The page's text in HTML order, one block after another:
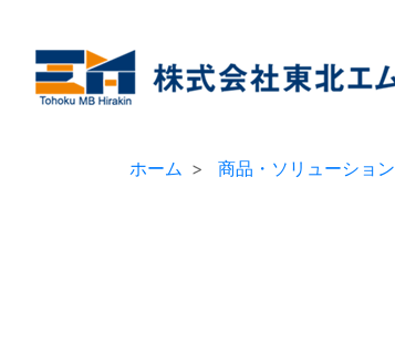
ホーム 商品・ソリューション